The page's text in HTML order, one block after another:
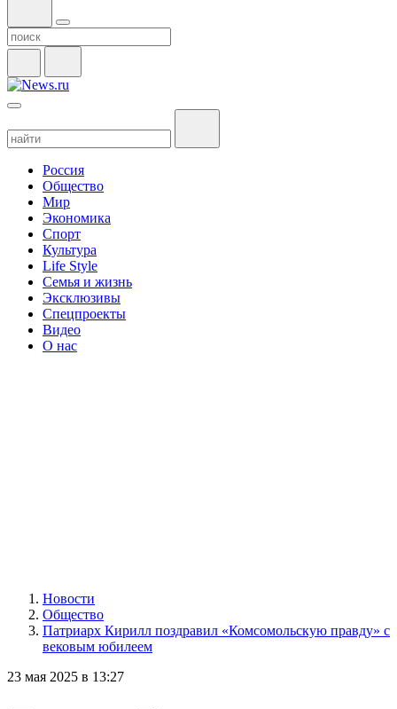
Россия
Общество
Мир
Экономика
Спорт
Культура
Life Style
Семья и жизнь
Эксклюзивы
Спецпроекты
Видео
О нас
Новости
Общество
Патриарх Кирилл поздравил «Комсомольскую правду» с
вековым юбилеем
23 мая 2025 в 13:27